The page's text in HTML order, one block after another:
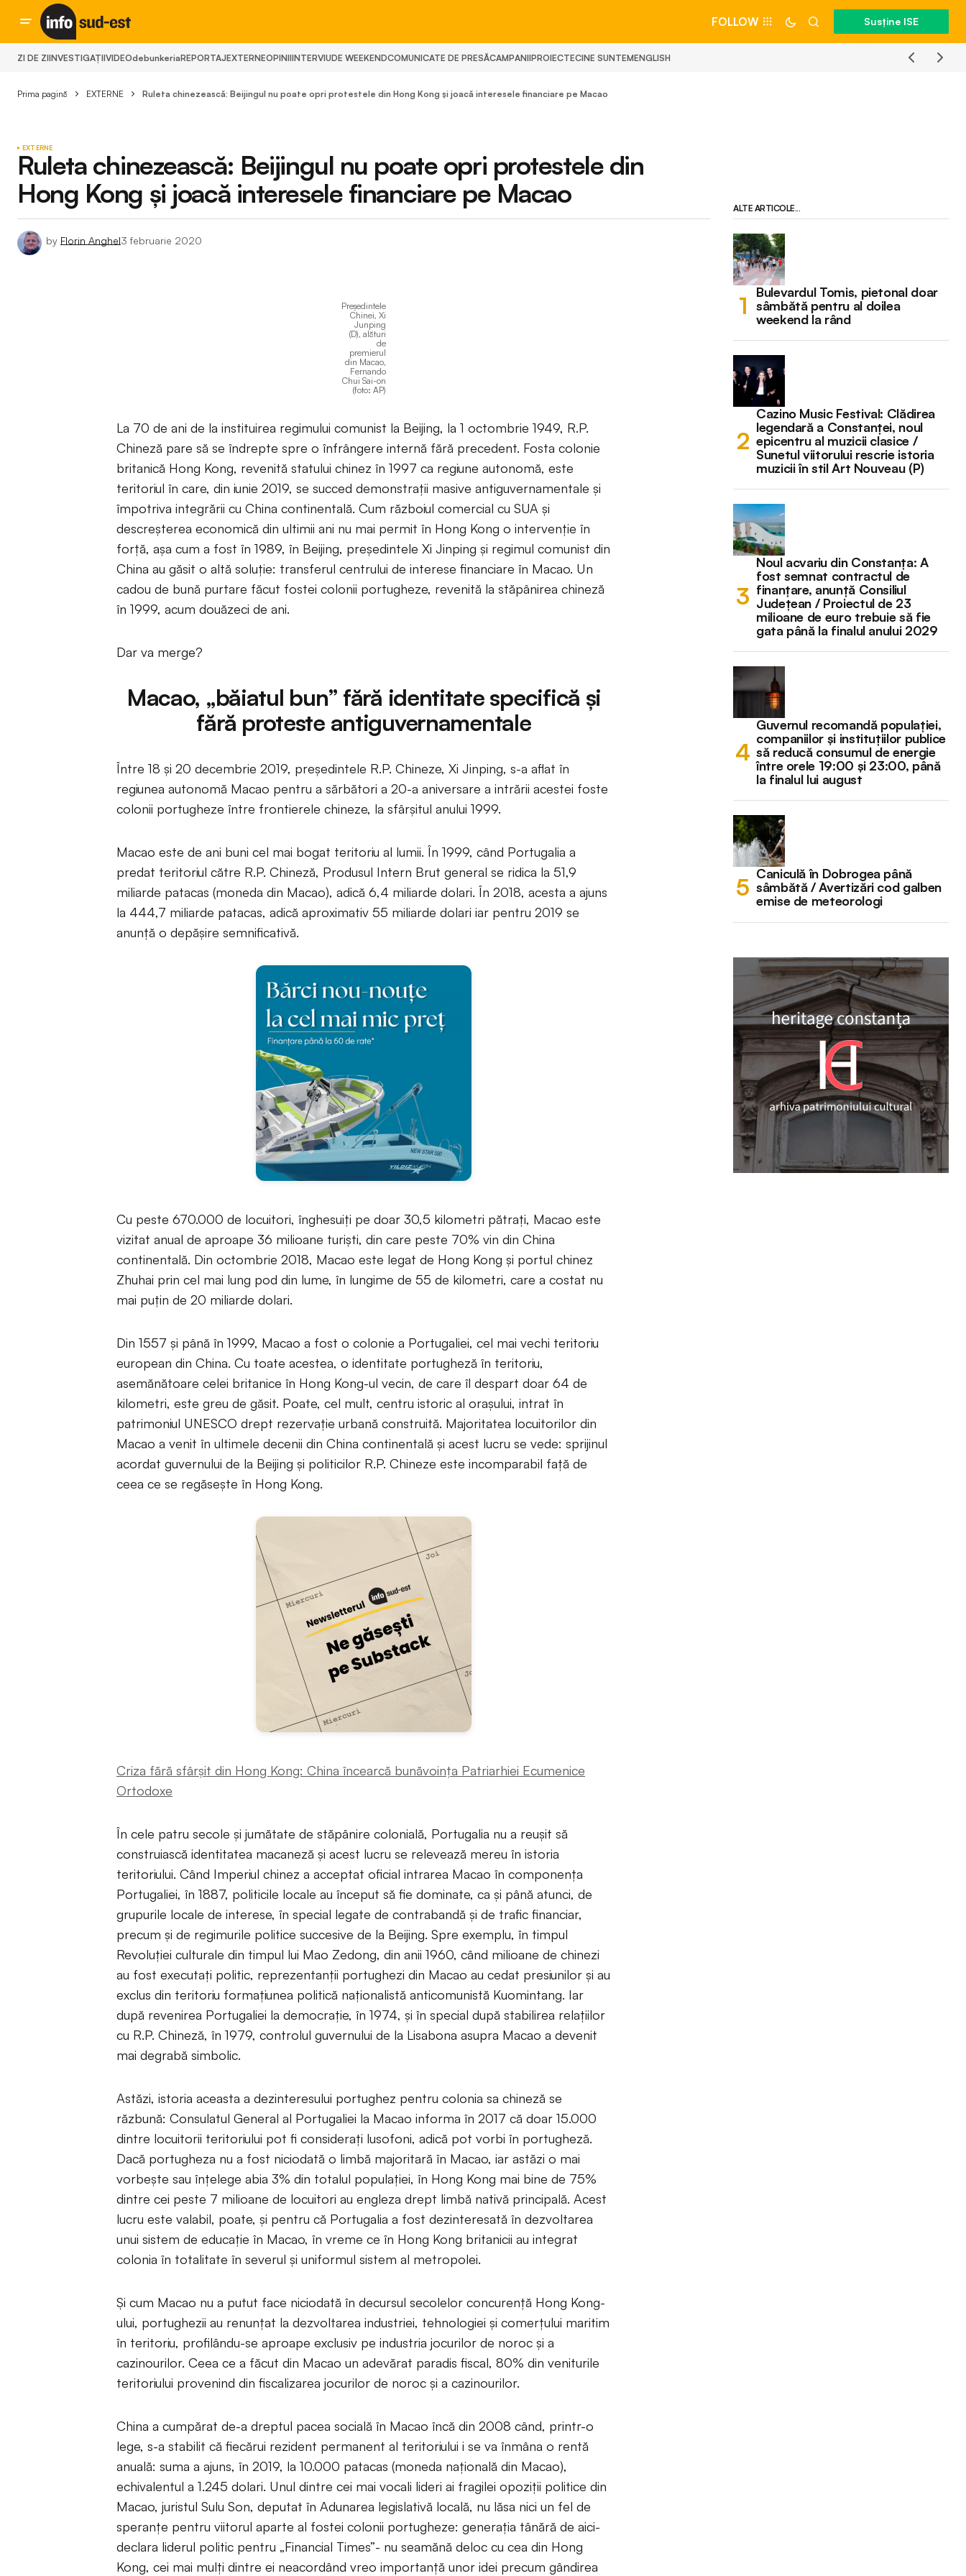
FOLLOW Susține ISE
ZI DE ZIINVESTIGAȚIIVIDEOdebunkeriaREPORTAJEXTERNEOPINIIINTERVIUDE WEEKENDCOMUNICATE DE PRESĂCAMPANIIPROIECTECINE SUNTEMENGLISH
Prima pagină EXTERNE Ruleta chinezească: Beijingul nu poate opri protestele din Hong Kong şi joacă interesele financiare pe Macao
EXTERNE
Ruleta chinezească: Beijingul nu poate opri protestele din
Hong Kong şi joacă interesele financiare pe Macao
by Florin Anghel3 februarie 2020
Președintele
Chinei, Xi
Junping
(D), alături
de
premierul
din Macao,
Fernando
Chui Sai-on
(foto: AP)
La 70 de ani de la instituirea regimului comunist la Beijing, la 1 octombrie 1949, R.P.
Chineză pare să se îndrepte spre o înfrângere internă fără precedent. Fosta colonie
britanică Hong Kong, revenită statului chinez în 1997 ca regiune autonomă, este
teritoriul în care, din iunie 2019, se succed demonstraţii masive antiguvernamentale şi
împotriva integrării cu China continentală. Cum războiul comercial cu SUA şi
descreşterea economică din ultimii ani nu mai permit în Hong Kong o intervenţie în
forţă, aşa cum a fost în 1989, în Beijing, preşedintele Xi Jinping şi regimul comunist din
China au găsit o altă soluţie: transferul centrului de interese financiare în Macao. Un
cadou de bună purtare făcut fostei colonii portugheze, revenită la stăpânirea chineză
în 1999, acum douăzeci de ani.
Dar va merge?
Macao, „băiatul bun” fără identitate specifică şi
fără proteste antiguvernamentale
Între 18 şi 20 decembrie 2019, preşedintele R.P. Chineze, Xi Jinping, s-a aflat în
regiunea autonomă Macao pentru a sărbători a 20-a aniversare a intrării acestei foste
colonii portugheze între frontierele chineze, la sfârşitul anului 1999.
Macao este de ani buni cel mai bogat teritoriu al lumii. În 1999, când Portugalia a
predat teritoriul către R.P. Chineză, Produsul Intern Brut general se ridica la 51,9
miliarde patacas (moneda din Macao), adică 6,4 miliarde dolari. În 2018, acesta a ajuns
la 444,7 miliarde patacas, adică aproximativ 55 miliarde dolari iar pentru 2019 se
anunţă o depăşire semnificativă.
Cu peste 670.000 de locuitori, înghesuiţi pe doar 30,5 kilometri pătraţi, Macao este
vizitat anual de aproape 36 milioane turişti, din care peste 70% vin din China
continentală. Din octombrie 2018, Macao este legat de Hong Kong şi portul chinez
Zhuhai prin cel mai lung pod din lume, în lungime de 55 de kilometri, care a costat nu
mai puţin de 20 miliarde dolari.
Din 1557 şi până în 1999, Macao a fost o colonie a Portugaliei, cel mai vechi teritoriu
european din China. Cu toate acestea, o identitate portugheză în teritoriu,
asemănătoare celei britanice în Hong Kong-ul vecin, de care îl despart doar 64 de
kilometri, este greu de găsit. Poate, cel mult, centru istoric al oraşului, intrat în
patrimoniul UNESCO drept rezervaţie urbană construită. Majoritatea locuitorilor din
Macao a venit în ultimele decenii din China continentală şi acest lucru se vede: sprijinul
acordat guvernului de la Beijing şi politicilor R.P. Chineze este incomparabil faţă de
ceea ce se regăseşte în Hong Kong.
Criza fără sfârşit din Hong Kong: China încearcă bunăvoinţa Patriarhiei Ecumenice
Ortodoxe
În cele patru secole şi jumătate de stăpânire colonială, Portugalia nu a reuşit să
construiască identitatea macaneză şi acest lucru se relevează mereu în istoria
teritoriului. Când Imperiul chinez a acceptat oficial intrarea Macao în componenţa
Portugaliei, în 1887, politicile locale au început să fie dominate, ca şi până atunci, de
grupurile locale de interese, în special legate de contrabandă şi de trafic financiar,
precum şi de regimurile politice succesive de la Beijing. Spre exemplu, în timpul
Revoluţiei culturale din timpul lui Mao Zedong, din anii 1960, când milioane de chinezi
au fost executaţi politic, reprezentanţii portughezi din Macao au cedat presiunilor şi au
exclus din teritoriu formaţiunea politică naţionalistă anticomunistă Kuomintang. Iar
după revenirea Portugaliei la democraţie, în 1974, şi în special după stabilirea relaţiilor
cu R.P. Chineză, în 1979, controlul guvernului de la Lisabona asupra Macao a devenit
mai degrabă simbolic.
Astăzi, istoria aceasta a dezinteresului portughez pentru colonia sa chineză se
răzbună: Consulatul General al Portugaliei la Macao informa în 2017 că doar 15.000
dintre locuitorii teritoriului pot fi consideraţi lusofoni, adică pot vorbi în portugheză.
Dacă portugheza nu a fost niciodată o limbă majoritară în Macao, iar astăzi o mai
vorbeşte sau înţelege abia 3% din totalul populaţiei, în Hong Kong mai bine de 75%
dintre cei peste 7 milioane de locuitori au engleza drept limbă nativă principală. Acest
lucru este valabil, poate, şi pentru că Portugalia a fost dezinteresată în dezvoltarea
unui sistem de educaţie în Macao, în vreme ce în Hong Kong britanicii au integrat
colonia în totalitate în severul şi uniformul sistem al metropolei.
Şi cum Macao nu a putut face niciodată în decursul secolelor concurenţă Hong Kong-
ului, portughezii au renunţat la dezvoltarea industriei, tehnologiei şi comerţului maritim
în teritoriu, profilându-se aproape exclusiv pe industria jocurilor de noroc şi a
cazinourilor. Ceea ce a făcut din Macao un adevărat paradis fiscal, 80% din veniturile
teritoriului provenind din fiscalizarea jocurilor de noroc şi a cazinourilor.
China a cumpărat de-a dreptul pacea socială în Macao încă din 2008 când, printr-o
lege, s-a stabilit că fiecărui rezident permanent al teritoriului i se va înmâna o rentă
anuală: suma a ajuns, în 2019, la 10.000 patacas (moneda naţională din Macao),
echivalentul a 1.245 dolari. Unul dintre cei mai vocali lideri ai fragilei opoziţii politice din
Macao, juristul Sulu Son, deputat în Adunarea legislativă locală, nu lăsa nici un fel de
speranţe pentru viitorul aparte al fostei colonii portugheze: generaţia tânără de aici-
declara liderul politic pentru „Financial Times”- nu seamănă deloc cu cea din Hong
Kong, cei mai mulţi dintre ei neacordând vreo importanţă unor idei precum gândirea
ALTE ARTICOLE...
Bulevardul Tomis, pietonal doar
sâmbătă pentru al doilea
weekend la rând
Cazino Music Festival: Clădirea
legendară a Constanței, noul
epicentru al muzicii clasice /
Sunetul viitorului rescrie istoria
muzicii în stil Art Nouveau (P)
Noul acvariu din Constanța: A
fost semnat contractul de
finanțare, anunță Consiliul
Județean / Proiectul de 23
milioane de euro trebuie să fie
gata până la finalul anului 2029
Guvernul recomandă populației,
companiilor și instituțiilor publice
să reducă consumul de energie
între orele 19:00 și 23:00, până
la finalul lui august
Caniculă în Dobrogea până
sâmbătă / Avertizări cod galben
emise de meteorologi